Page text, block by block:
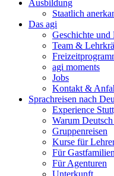
Ausbildung
Staatlich
Das agi
Geschichte und
Team &
agi moments
Jobs
Kontakt &
Sprachreisen nach
Experience
Warum
Gruppenreisen
Kurse für
Für Gastfamilien
Für Agenturen
Unterkunft